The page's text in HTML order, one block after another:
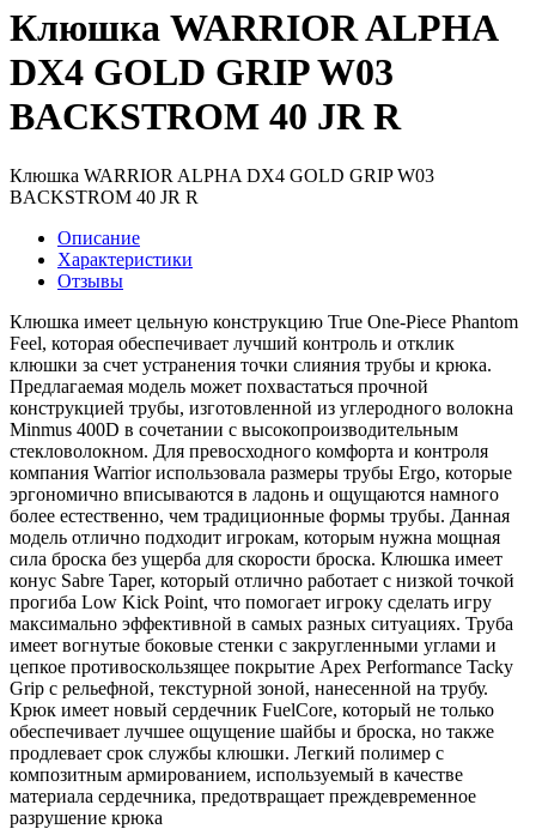
Клюшка WARRIOR ALPHA
DX4 GOLD GRIP W03
BACKSTROM 40 JR R
Клюшка WARRIOR ALPHA DX4 GOLD GRIP W03
BACKSTROM 40 JR R
Описание
Характеристики
Отзывы
Клюшка имеет цельную конструкцию True One-Piece Phantom
Feel, которая обеспечивает лучший контроль и отклик
клюшки за счет устранения точки слияния трубы и крюка.
Предлагаемая модель может похвастаться прочной
конструкцией трубы, изготовленной из углеродного волокна
Minmus 400D в сочетании с высокопроизводительным
стекловолокном. Для превосходного комфорта и контроля
компания Warrior использовала размеры трубы Ergo, которые
эргономично вписываются в ладонь и ощущаются намного
более естественно, чем традиционные формы трубы. Данная
модель отлично подходит игрокам, которым нужна мощная
сила броска без ущерба для скорости броска. Клюшка имеет
конус Sabre Taper, который отлично работает с низкой точкой
прогиба Low Kick Point, что помогает игроку сделать игру
максимально эффективной в самых разных ситуациях. Труба
имеет вогнутые боковые стенки с закругленными углами и
цепкое противоскользящее покрытие Apex Performance Tacky
Grip с рельефной, текстурной зоной, нанесенной на трубу.
Крюк имеет новый сердечник FuelCore, который не только
обеспечивает лучшее ощущение шайбы и броска, но также
продлевает срок службы клюшки. Легкий полимер с
композитным армированием, используемый в качестве
материала сердечника, предотвращает преждевременное
разрушение крюка